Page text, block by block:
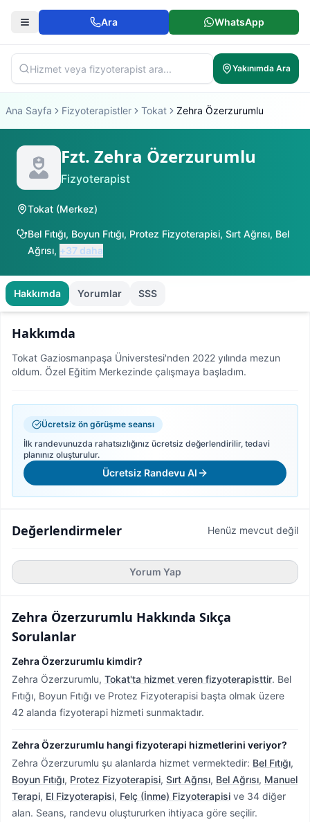
Ara WhatsApp
Yakınımda Ara
Ana Sayfa Fizyoterapistler Tokat Zehra Özerzurumlu
Fzt. Zehra Özerzurumlu
Fizyoterapist
Tokat (Merkez)
Bel Fıtığı, Boyun Fıtığı, Protez Fizyoterapisi, Sırt Ağrısı, Bel
Ağrısı, +37 daha
Hakkımda Yorumlar SSS
Hakkımda
Tokat Gaziosmanpaşa Üniverstesi'nden 2022 yılında mezun
oldum. Özel Eğitim Merkezinde çalışmaya başladım.
Ücretsiz ön görüşme seansı
İlk randevunuzda rahatsızlığınız ücretsiz değerlendirilir, tedavi
planınız oluşturulur.
Ücretsiz Randevu Al
Değerlendirmeler Henüz mevcut değil
Yorum Yap
Zehra Özerzurumlu Hakkında Sıkça
Sorulanlar
Zehra Özerzurumlu kimdir?
Zehra Özerzurumlu, Tokat'ta hizmet veren fizyoterapisttir. Bel
Fıtığı, Boyun Fıtığı ve Protez Fizyoterapisi başta olmak üzere
42 alanda fizyoterapi hizmeti sunmaktadır.
Zehra Özerzurumlu hangi fizyoterapi hizmetlerini veriyor?
Zehra Özerzurumlu şu alanlarda hizmet vermektedir: Bel Fıtığı,
Boyun Fıtığı, Protez Fizyoterapisi, Sırt Ağrısı, Bel Ağrısı, Manuel
Terapi, El Fizyoterapisi, Felç (İnme) Fizyoterapisi ve 34 diğer
alan. Seans, randevu oluştururken ihtiyaca göre seçilir.